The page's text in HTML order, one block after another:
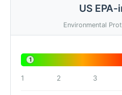
US
Environmental
1
1 2 3